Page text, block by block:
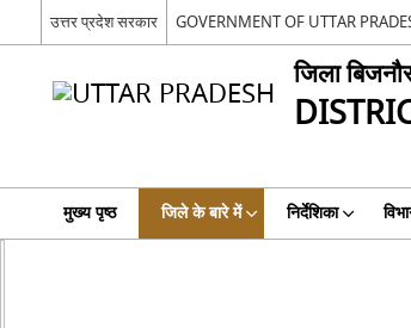
उत्तर प्रदेश सरकार GOVERNMENT OF UTTAR
जिला
मुख्य पृष्ठ जिले के बारे में निर्देशिका